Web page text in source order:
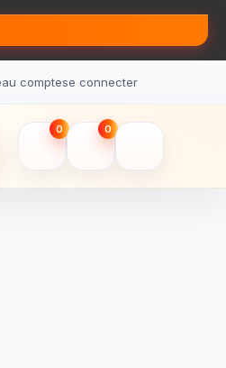
comptese connecter
0 0